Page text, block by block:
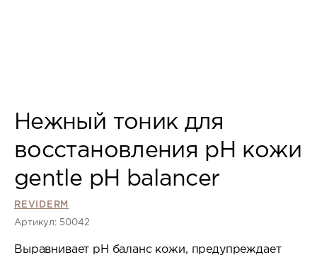
Нежный тоник для
восстановления pH кожи
gentle pH balancer
REVIDERM
Артикул: 50042
Выравнивает рН баланс кожи, предупреждает